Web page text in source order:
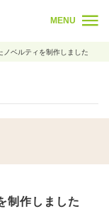
MENU
ノベルティを制作しました
制作しました